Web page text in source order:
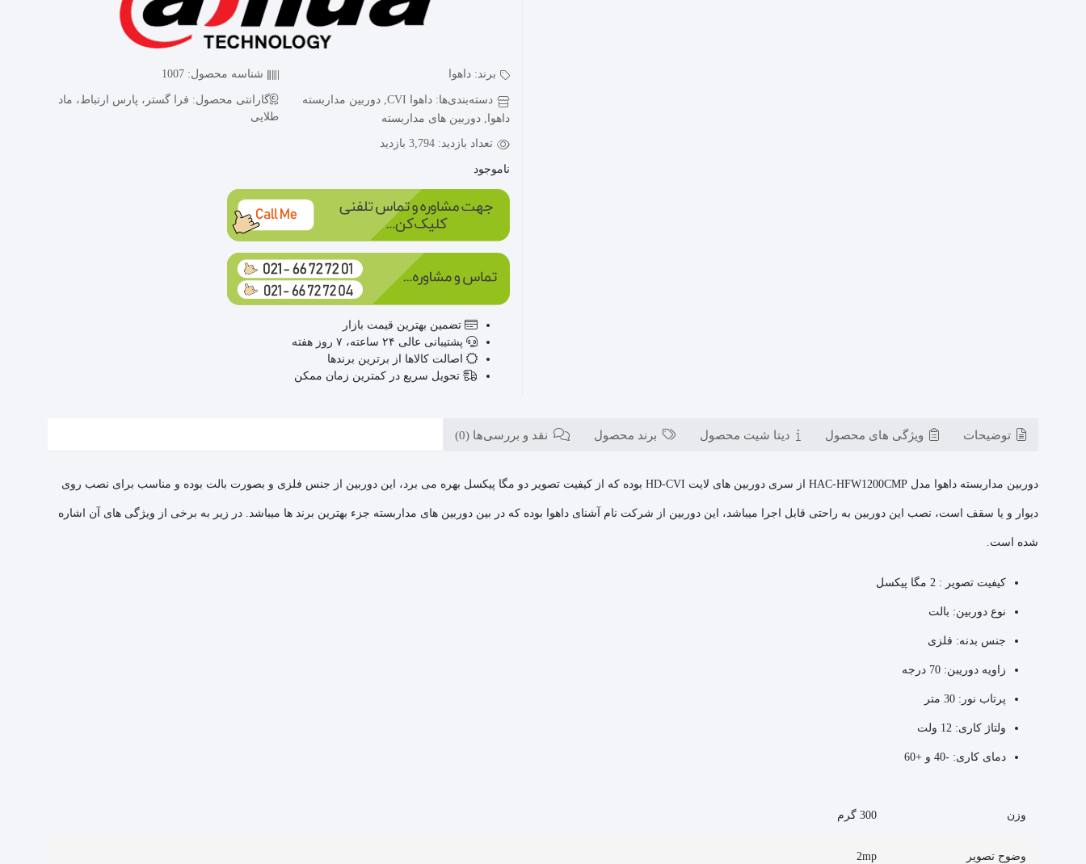
برند: داهوا شناسه محصول: 1007
دسته‌بندی‌ها: داهوا CVI , دوربین مداربسته
داهوا دوربین های مداربسته
گارانتی محصول: فرا گستر، پارس ارتباط، ماد
طلایی
تعداد بازدید: 3,794 بازدید
ناموجود
تضمین بهترین قیمت بازار
پشتیبانی عالی ۲۴ ساعته، ۷ روز هفته
اصالت کالاها از برترین برندها
تحویل سریع در کمترین زمان ممکن
توضیحات ویژگی های محصول دیتا شیت محصول برند محصول نقد و بررسی‌ها (0)
دوربین مداربسته داهوا مدل HAC-HFW1200CMP از سری دوربین های لایت HD-CVI بوده که از کیفیت تصویر دو مگا پیکسل بهره می برد، این دوربین از جنس فلزی و بصورت بالت بوده و مناسب برای نصب روی
دیوار و یا سقف است، نصب این دوربین به راحتی قابل اجرا میباشد، این دوربین از شرکت نام آشنای داهوا بوده که در بین دوربین های مداربسته جزء بهترین برند ها میباشد. در زیر به برخی از ویژگی های آن اشاره
شده است.
کیفیت تصویر : 2 مگا پیکسل
نوع دوربین: بالت
جنس بدنه: فلزی
زاویه دوریبن: 70 درجه
پرتاب نور: 30 متر
ولتاژ کاری: 12 ولت
دمای کاری: -40 و +60
وزن 300 گرم
وضوح تصویر 2mp